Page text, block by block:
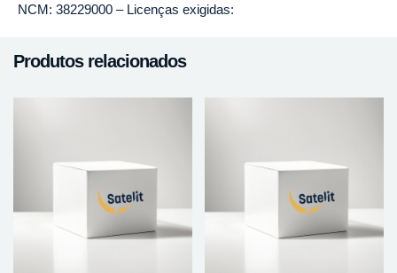
NCM: 38229000 – Licenças exigidas:
Produtos relacionados